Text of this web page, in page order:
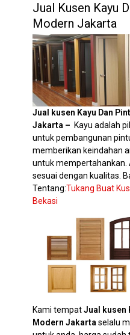
Jual Kusen Kayu
Modern Jakarta
Jual kusen Kayu Dan
Jakarta – Kayu adalah
untuk pembangunan
memberikan keindahan
untuk mempertahankan.
sesuai dengan kualitas.
Tentang:Tukang Buat
Bekasi
Kami tempatJual kusen
Modern Jakartaselalu